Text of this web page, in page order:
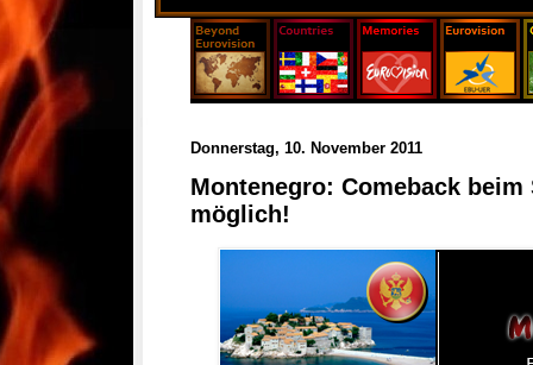
Donnerstag, 10. November 2011
Montenegro: Comeback beim
möglich!